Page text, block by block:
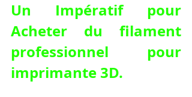
Acheter du filament
professionnel pour
imprimante 3D.